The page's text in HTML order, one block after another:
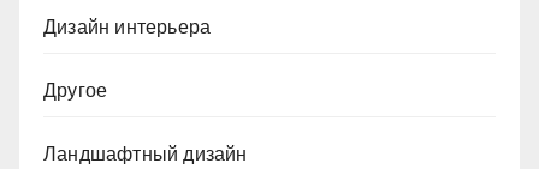
Дизайн интерьера
Другое
Ландшафтный дизайн